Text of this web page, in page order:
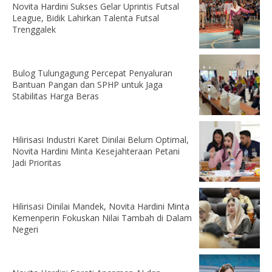
Novita Hardini Sukses Gelar Uprintis Futsal
League, Bidik Lahirkan Talenta Futsal
Trenggalek
Bulog Tulungagung Percepat Penyaluran
Bantuan Pangan dan SPHP untuk Jaga
Stabilitas Harga Beras
Hilirisasi Industri Karet Dinilai Belum Optimal,
Novita Hardini Minta Kesejahteraan Petani
Jadi Prioritas
Hilirisasi Dinilai Mandek, Novita Hardini Minta
Kemenperin Fokuskan Nilai Tambah di Dalam
Negeri